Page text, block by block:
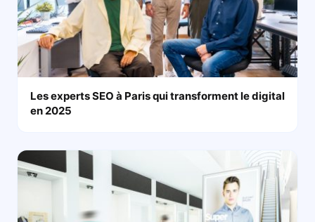
Les experts SEO à Paris qui transforment le digital
en 2025